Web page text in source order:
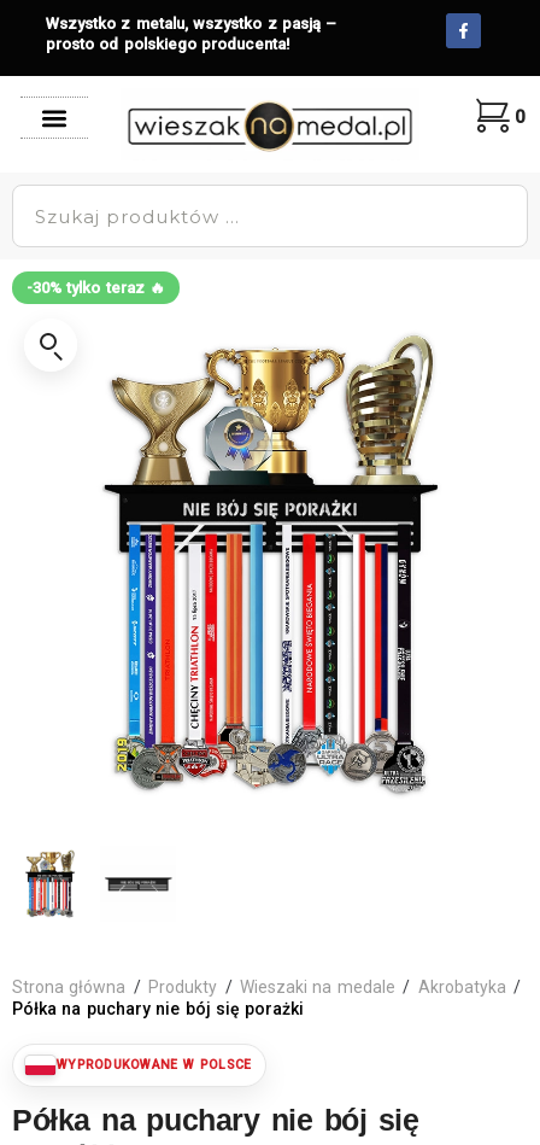
Wszystko z metalu, wszystko z pasją –
prosto od polskiego producenta!
0
-30% tylko teraz 🔥
Strona główna / Produkty / Wieszaki na medale / Akrobatyka /
Półka na puchary nie bój się porażki
Półka na puchary nie bój się